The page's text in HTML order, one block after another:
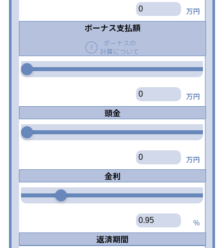
万円
ボーナス支払額
ボーナスの
計算について
万円
頭金
万円
金利
％
返済期間